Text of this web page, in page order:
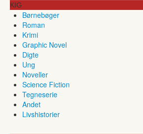
KIG
Børnebøger
Roman
Krimi
Graphic Novel
Digte
Ung
Noveller
Science Fiction
Tegneserie
Andet
Livshistorier